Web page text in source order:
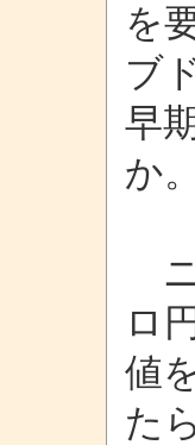
を
ブ
早
か。
ニ
ロ
値
た